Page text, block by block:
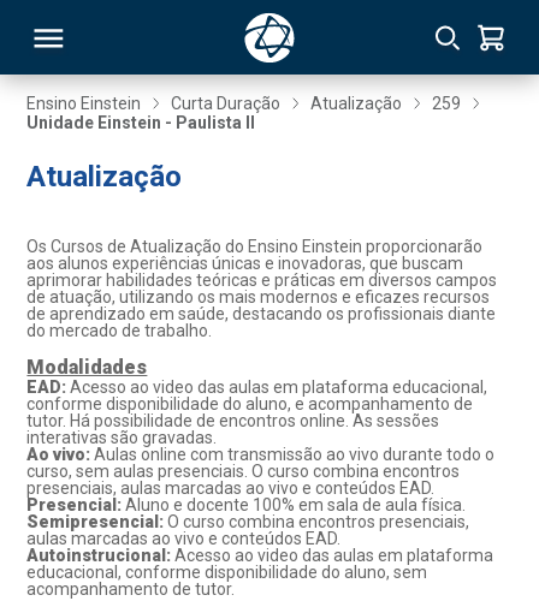
Ensino Einstein Curta Duração Atualização
259
Unidade Einstein - Paulista II
Atualização
Os Cursos de Atualização do Ensino Einstein proporcionarão
aos alunos experiências únicas e inovadoras, que buscam
aprimorar habilidades teóricas e práticas em diversos campos
de atuação, utilizando os mais modernos e eficazes recursos
de aprendizado em saúde, destacando os profissionais diante
do mercado de trabalho.
Modalidades
EAD:Acesso ao video das aulas em plataforma educacional,
conforme disponibilidade do aluno, e acompanhamento de
tutor. Há possibilidade de encontros online. As sessões
interativas são gravadas.
Ao vivo: Aulas online com transmissão ao vivo durante todo o
curso, sem aulas presenciais. O curso combina encontros
presenciais, aulas marcadas ao vivo e conteúdos EAD.
Presencial:Aluno e docente 100% em sala de aula física.
Semipresencial:O curso combina encontros presenciais,
aulas marcadas ao vivo e conteúdos EAD.
Autoinstrucional:Acesso ao video das aulas em plataforma
educacional, conforme disponibilidade do aluno, sem
acompanhamento de tutor.